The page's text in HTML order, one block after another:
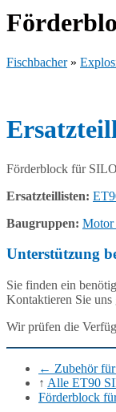
Fischbacher»
Förderblock für
Ersatzteillisten:
Baugruppen: Motor
Unterstützung
Sie finden ein
Kontaktieren Sie uns
Wir prüfen die
← Zubehör
↑ Alle ET90
Förderblock